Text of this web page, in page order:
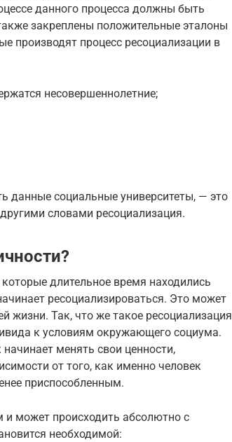
данного процесса должны быть
закреплены положительные эталоны
производят процесс ресоциализации в
несовершеннолетние;
данные социальные университеты, — это
словами ресоциализация.
длительное время находились
ресоциализироваться. Это может
жизни. Так, что же такое ресоциализация
к условиям окружающего социума.
менять свои ценности,
от того, как именно человек
приспособленным.
и может происходить абсолютно с
необходимой: